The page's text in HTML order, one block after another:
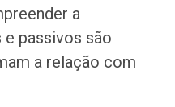
a
passivos são
a relação com